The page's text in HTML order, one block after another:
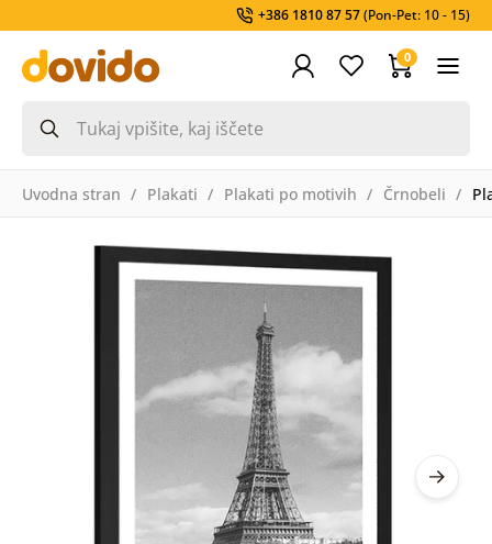
+386 1810 87 57(Pon-Pet: 10 - 15)
0
Uvodna stran Plakati Plakati po motivih Črnobeli